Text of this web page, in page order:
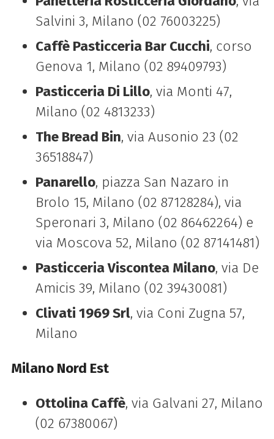
Salvini 3, Milano (02 76003225)
Caffè Pasticceria Bar Cucchi, corso
Genova 1, Milano (02 89409793)
Pasticceria Di Lillo, via Monti 47,
Milano (02 4813233)
The Bread Bin, via Ausonio 23 (02
36518847)
Panarello, piazza San Nazaro in
Brolo 15, Milano (02 87128284), via
Speronari 3, Milano (02 86462264) e
via Moscova 52, Milano (02 87141481)
Pasticceria Viscontea Milano, via De
Amicis 39, Milano (02 39430081)
Clivati 1969 Srl, via Coni Zugna 57,
Milano
Milano Nord Est
Ottolina Caffè, via Galvani 27, Milano
(02 67380067)